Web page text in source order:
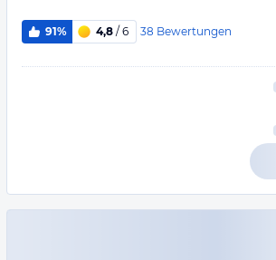
91% 4,8 / 6 38 Bewertungen